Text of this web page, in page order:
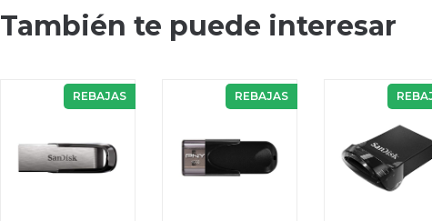
También te puede interesar
REBAJAS REBAJAS